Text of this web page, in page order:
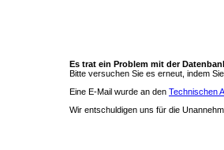
Es trat ein Problem mit der
Bitte versuchen Sie es erneut, indem
Eine E-Mail wurde an den Technischen
Wir entschuldigen uns für die